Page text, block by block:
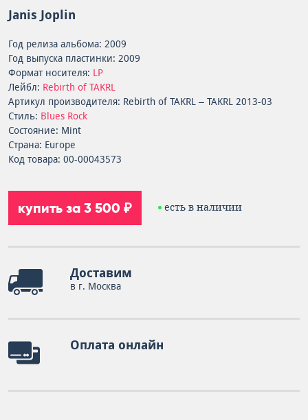
Janis Joplin
Год релиза альбома: 2009
Год выпуска пластинки: 2009
Формат носителя: LP
Лейбл: Rebirth of TAKRL
Артикул производителя: Rebirth of TAKRL – TAKRL 2013-03
Стиль: Blues Rock
Состояние: Mint
Страна: Europe
Код товара: 00-00043573
купить за 3 500 ₽ есть в наличии
Доставим
в г. Москва
Оплата онлайн